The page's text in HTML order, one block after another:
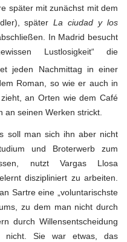
später mit zunächst mit dem
späterLa ciudad y los
In Madrid besucht
Lustlosigkeit“ die
jeden Nachmittag in einer
Roman, so wie er auch in
an Orten wie dem Café
an seinen Werken strickt.
soll man sich ihn aber nicht
und Broterwerb zum
nutzt Vargas Llosa
diszipliniert zu arbeiten.
Sartre eine „voluntarischste
zu dem man nicht durch
durch Willensentscheidung
nicht. Sie war etwas, das